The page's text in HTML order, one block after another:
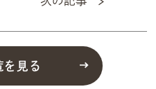
を見る